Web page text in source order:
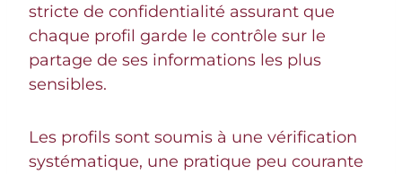
stricte de confidentialité assurant que
chaque profil garde le contrôle sur le
partage de ses informations les plus
sensibles.
Les profils sont soumis à une vérification
systématique, une pratique peu courante